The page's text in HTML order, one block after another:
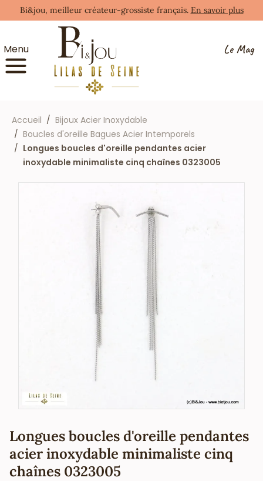
Bi&jou, meilleur créateur-grossiste français. En savoir plus
Menu Le Mag
Accueil
Bijoux Acier Inoxydable
Boucles d'oreille Bagues Acier Intemporels
Longues boucles d'oreille pendantes acier
inoxydable minimaliste cinq chaînes 0323005
Longues boucles d'oreille pendantes
acier inoxydable minimaliste cinq
chaînes 0323005